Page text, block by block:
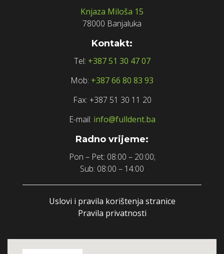
Knjaza Miloša 15
78000 Banjaluka
Kontakt:
Tel: +387 51 30 47 07
Mob: +387 66 80 83 93
Fax: +387 51 30 11 20
E-mail: info@fulldent.ba
Radno vrijeme:
Pon – Pet: 08:00 – 20:00;
Sub: 08:00 – 14:00
Uslovi i pravila korištenja stranice
Pravila privatnosti